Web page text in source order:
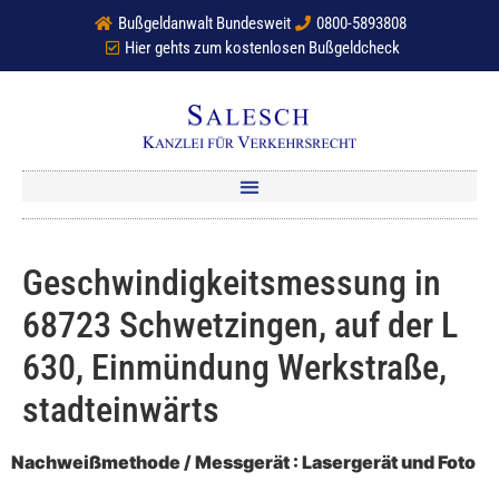
Bußgeldanwalt Bundesweit
0800-5893808
Hier gehts zum kostenlosen Bußgeldcheck
Geschwindigkeitsmessung in
68723 Schwetzingen, auf der L
630, Einmündung Werkstraße,
stadteinwärts
Nachweißmethode / Messgerät : Lasergerät und Foto